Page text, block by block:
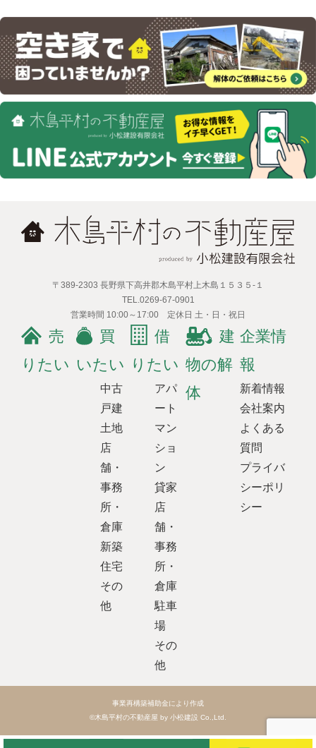
〒389-2303 長野県下高井郡木島平村上木島１５３５-１
TEL.0269-67-0901
営業時間 10:00～17:00 定休日 土・日・祝日
売
りたい
買
いたい
中古
戸建
土地
店
舗・
事務
所・
倉庫
新築
住宅
その
他
借
りたい
アパ
ート
マン
ショ
ン
貸家
店
舗・
事務
所・
倉庫
駐車
場
その
他
建
物の解
体
企業情
報
新着情報
会社案内
よくある
質問
プライバ
シーポリ
シー
事業再構築補助金により作成
©木島平村の不動産屋 by 小松建設 Co.,Ltd.